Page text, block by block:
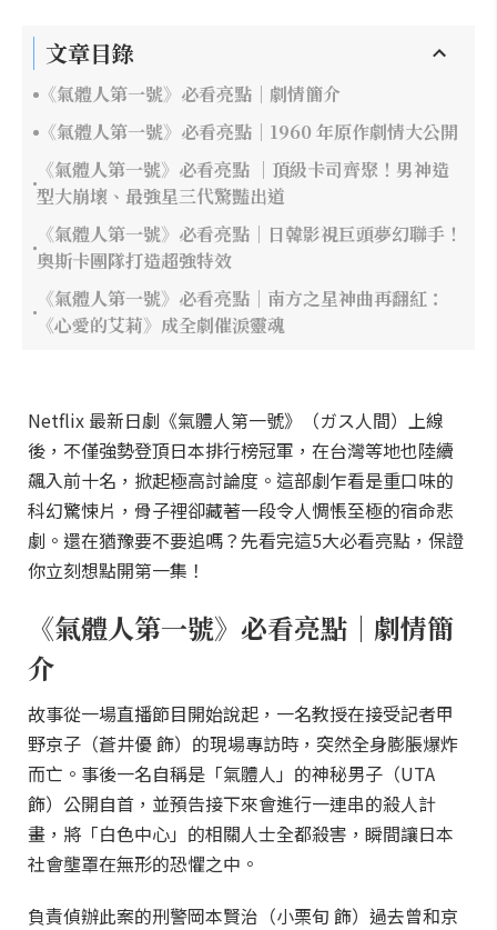
文章目錄
《氣體人第一號》必看亮點｜劇情簡介
《氣體人第一號》必看亮點｜1960 年原作劇情大公開
《氣體人第一號》必看亮點 ｜頂級卡司齊聚！男神造
型大崩壞、最強星三代驚豔出道
《氣體人第一號》必看亮點｜日韓影視巨頭夢幻聯手！
奧斯卡團隊打造超強特效
《氣體人第一號》必看亮點｜南方之星神曲再翻紅：
《心愛的艾莉》成全劇催淚靈魂
Netflix 最新日劇《氣體人第一號》（ガス人間）上線
後，不僅強勢登頂日本排行榜冠軍，在台灣等地也陸續
飆入前十名，掀起極高討論度。這部劇乍看是重口味的
科幻驚悚片，骨子裡卻藏著一段令人惆悵至極的宿命悲
劇。還在猶豫要不要追嗎？先看完這5大必看亮點，保證
你立刻想點開第一集！
《氣體人第一號》必看亮點｜劇情簡
介
故事從一場直播節目開始說起，一名教授在接受記者甲
野京子（蒼井優 飾）的現場專訪時，突然全身膨脹爆炸
而亡。事後一名自稱是「氣體人」的神秘男子（UTA
飾）公開自首，並預告接下來會進行一連串的殺人計
畫，將「白色中心」的相關人士全都殺害，瞬間讓日本
社會壟罩在無形的恐懼之中。
負責偵辦此案的刑警岡本賢治（小栗旬 飾）過去曾和京